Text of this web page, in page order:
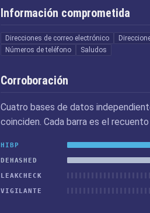
Información comprometida
Direcciones de correo electrónico
Números de teléfono
Saludos
Corroboración
Cuatro bases de datos
coinciden. Cada barra es el
HIBP
DEHASHED
LEAKCHECK
VIGILANTE